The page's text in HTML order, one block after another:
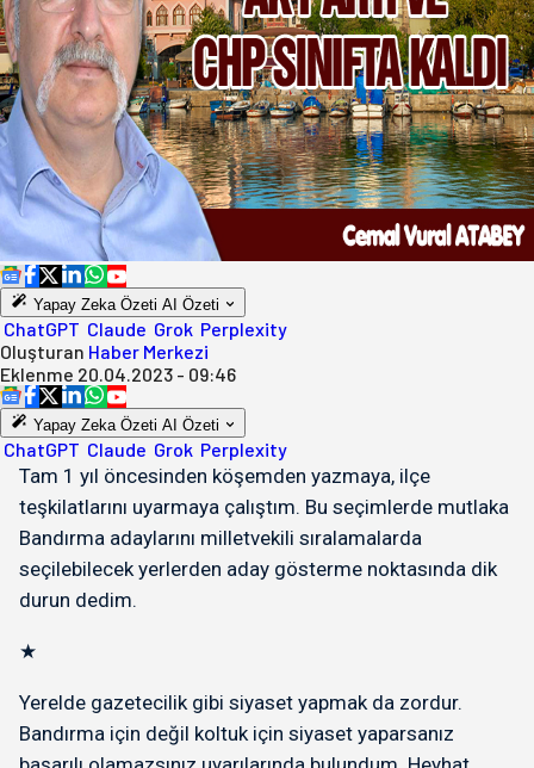
Yapay Zeka Özeti AI Özeti
ChatGPT Claude Grok Perplexity
Oluşturan Haber Merkezi
Eklenme 20.04.2023 - 09:46
Yapay Zeka Özeti AI Özeti
ChatGPT Claude Grok Perplexity
Tam 1 yıl öncesinden köşemden yazmaya, ilçe
teşkilatlarını uyarmaya çalıştım. Bu seçimlerde mutlaka
Bandırma adaylarını milletvekili sıralamalarda
seçilebilecek yerlerden aday gösterme noktasında dik
durun dedim.
★
Yerelde gazetecilik gibi siyaset yapmak da zordur.
Bandırma için değil koltuk için siyaset yaparsanız